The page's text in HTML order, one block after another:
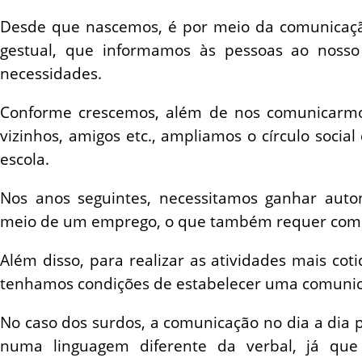
Desde que nascemos, é por meio da
gestual, que informamos às pessoas ao
necessidades.
Conforme crescemos, além de nos
vizinhos, amigos etc., ampliamos o círculo
escola.
Nos anos seguintes, necessitamos ganhar
meio de um emprego, o que também requer
Além disso, para realizar as atividades mais
tenhamos condições de estabelecer uma
No caso dos surdos, a comunicação no dia a dia
numa linguagem diferente da verbal, já